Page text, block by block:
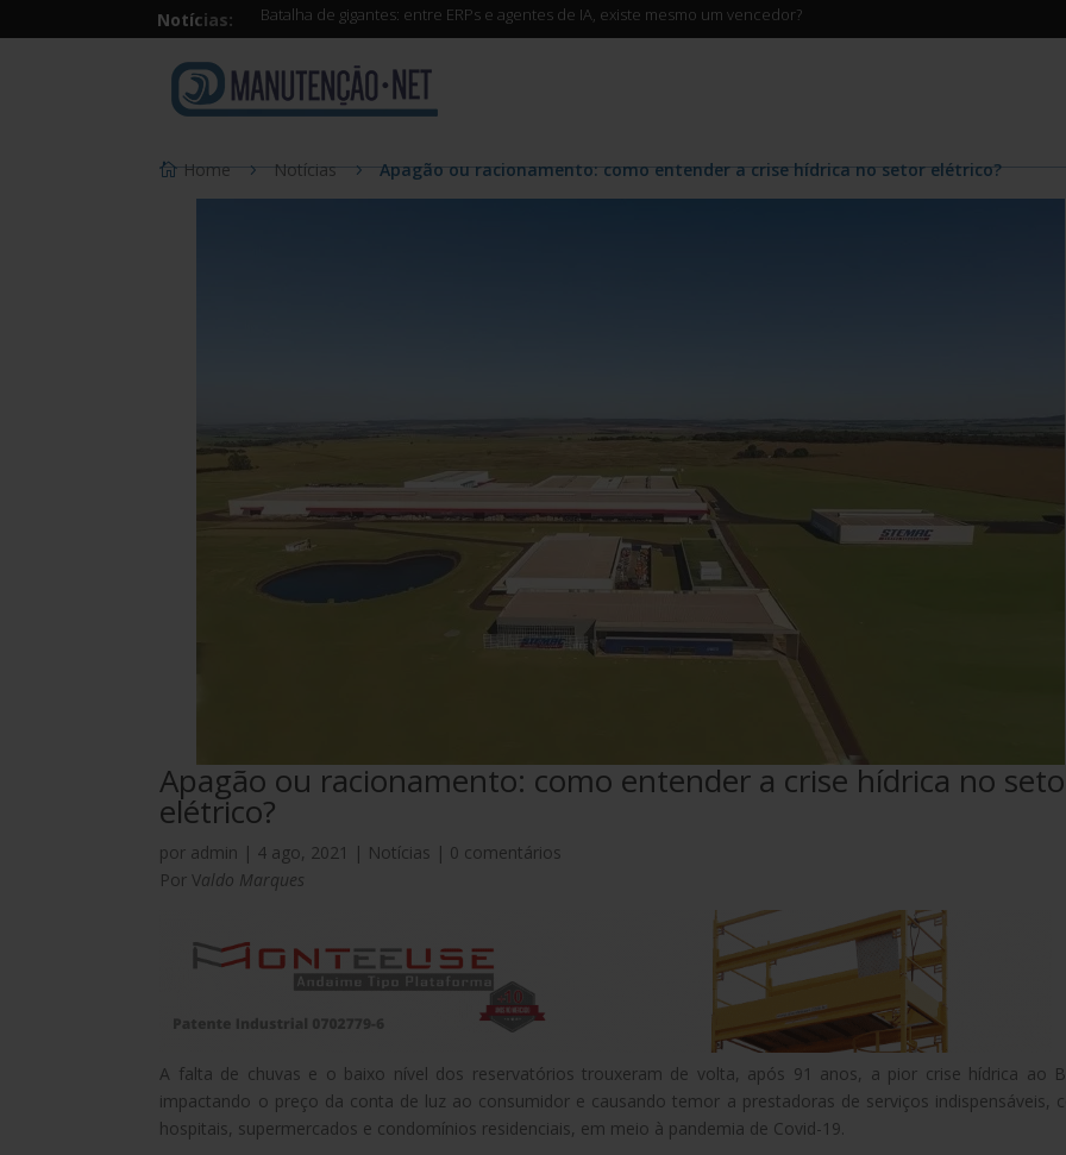
Notícias: Batalha de gigantes: entre ERPs e agentes de IA, existe mesmo um vencedor?
Home Notícias Apagão ou racionamento: como entender a crise hídrica no setor elétrico?
Apagão ou racionamento: como entender a crise hídrica no
elétrico?
por admin | 4 ago, 2021 | Notícias | 0 comentários
Por Valdo Marques
A falta de chuvas e o baixo nível dos reservatórios trouxeram de volta, após 91 anos, a pior crise hídrica ao
impactando o preço da conta de luz ao consumidor e causando temor a prestadoras de serviços indispensáveis,
hospitais, supermercados e condomínios residenciais, em meio à pandemia de Covid-19.